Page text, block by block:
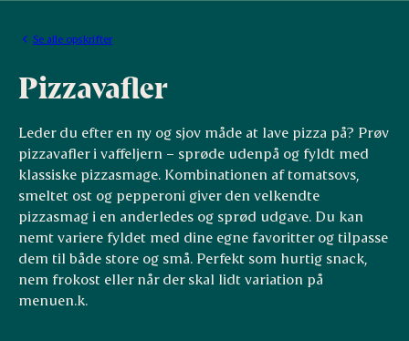
Se alle opskrifter
Pizzavafler
Leder du efter en ny og sjov måde at lave pizza på? Prøv
pizzavafler i vaffeljern – sprøde udenpå og fyldt med
klassiske pizzasmage. Kombinationen af tomatsovs,
smeltet ost og pepperoni giver den velkendte
pizzasmag i en anderledes og sprød udgave. Du kan
nemt variere fyldet med dine egne favoritter og tilpasse
dem til både store og små. Perfekt som hurtig snack,
nem frokost eller når der skal lidt variation på
menuen.k.